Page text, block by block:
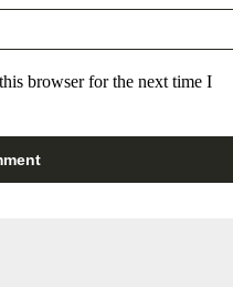
browser for the next time I